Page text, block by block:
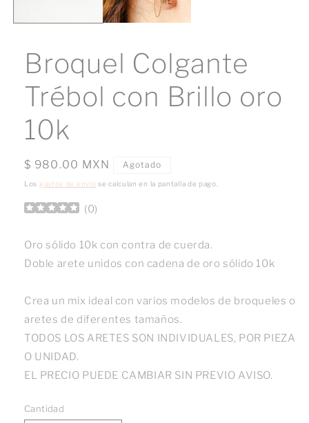
Broquel Colgante
Trébol con Brillo oro
10k
Precio
habitual
$ 980.00 MXN Agotado
Los gastos de envío se calculan en la pantalla de pago.
(0)
Oro sólido 10k con contra de cuerda.
Doble arete unidos con cadena de oro sólido 10k
Crea un mix ideal con varios modelos de broqueles o
aretes de diferentes tamaños.
TODOS LOS ARETES SON INDIVIDUALES, POR PIEZA
O UNIDAD.
EL PRECIO PUEDE CAMBIAR SIN PREVIO AVISO.
Cantidad